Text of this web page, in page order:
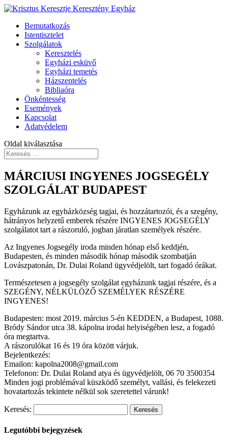
Bemutatkozás
Istentisztelet
Szolgálatok
Keresztelés
Egyházi esküvő
Egyházi temetés
Házszentelés
Bibliaóra
Önkéntesség
Események
Kapcsolat
Adatvédelem
Oldal kiválasztása
MÁRCIUSI INGYENES JOGSEGÉLY
SZOLGÁLAT BUDAPEST
Egyházunk az egyházközség tagjai, és hozzátartozói, és a szegény,
hátrányos helyzetű emberek részére INGYENES JOGSEGÉLY
szolgálatot tart a rászoruló, jogban járatlan személyek részére.
Az Ingyenes Jogsegély iroda minden hónap első keddjén,
Budapesten, és minden második hónap második szombatján
Lovászpatonán, Dr. Dulai Roland ügyvédjelölt, tart fogadó órákat.
Természetesen a jogsegély szolgálat egyházunk tagjai részére, és a
SZEGÉNY, NÉLKÜLÖZŐ SZEMÉLYEK RÉSZÉRE
INGYENES!
Budapesten: most 2019. március 5-én KEDDEN, a Budapest, 1088.
Bródy Sándor utca 38. kápolna irodai helyiségében lesz, a fogadó
óra megtartva.
A rászorulókat 16 és 19 óra között várjuk.
Bejelentkezés:
Emailon: kapolna2008@gmail.com
Telefonon: Dr. Dulai Roland atya és ügyvédjelölt, 06 70 3500354
Minden jogi problémával küszködő személyt, vallási, és felekezeti
hovatartozás tekintete nélkül sok szeretettel várunk!
Keresés:
Legutóbbi bejegyzések